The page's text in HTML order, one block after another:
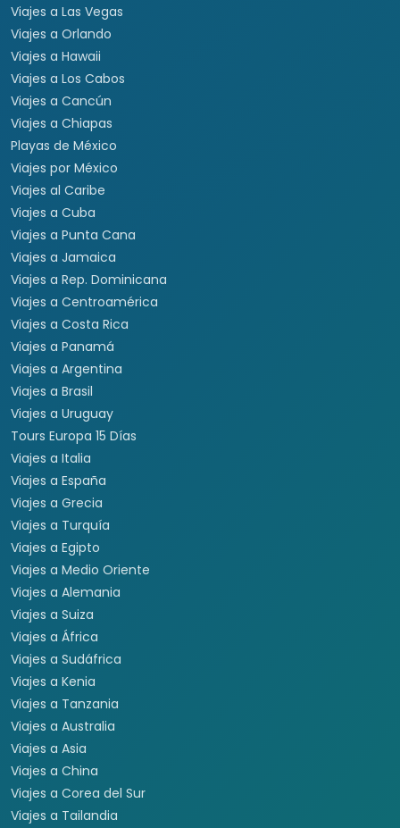
Viajes a Las Vegas
Viajes a Orlando
Viajes a Hawaii
Viajes a Los Cabos
Viajes a Cancún
Viajes a Chiapas
Playas de México
Viajes por México
Viajes al Caribe
Viajes a Cuba
Viajes a Punta Cana
Viajes a Jamaica
Viajes a Rep. Dominicana
Viajes a Centroamérica
Viajes a Costa Rica
Viajes a Panamá
Viajes a Argentina
Viajes a Brasil
Viajes a Uruguay
Tours Europa 15 Días
Viajes a Italia
Viajes a España
Viajes a Grecia
Viajes a Turquía
Viajes a Egipto
Viajes a Medio Oriente
Viajes a Alemania
Viajes a Suiza
Viajes a África
Viajes a Sudáfrica
Viajes a Kenia
Viajes a Tanzania
Viajes a Australia
Viajes a Asia
Viajes a China
Viajes a Corea del Sur
Viajes a Tailandia